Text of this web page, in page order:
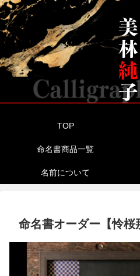
TOP
命名書商品一覧
名前について
命名書オーダー【怜桜